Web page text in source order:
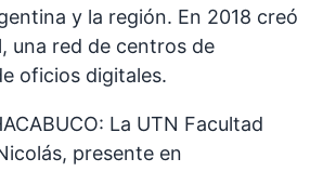
y la región. En 2018 creó
una red de centros de
oficios digitales.
La UTN Facultad
presente en